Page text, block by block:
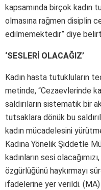
kapsamında birçok kadın
olmasına rağmen disiplin
edilmemektedir” diye
‘SESLERİ OLACAĞIZ’
Kadın hasta tutukluların
metinde, “Cezaevlerinde
saldırıların sistematik bir
tutsaklara dönük bu
kadın mücadelesini
Kadına Yönelik Şiddetle
kadınların sesi
özgürlüğünü haykırmayı
ifadelerine yer verildi. (MA)